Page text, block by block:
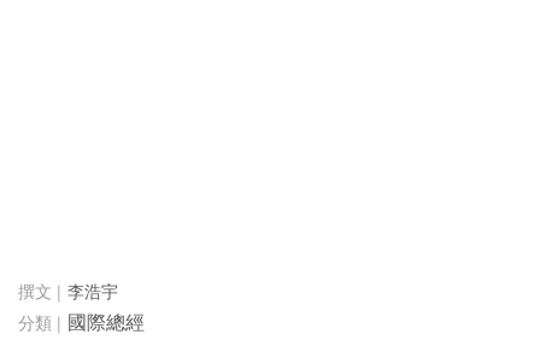
李浩宇
國際總經